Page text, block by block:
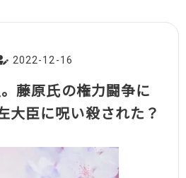
2022-12-16
藤原氏の権力闘争に
大臣に呪い殺された？